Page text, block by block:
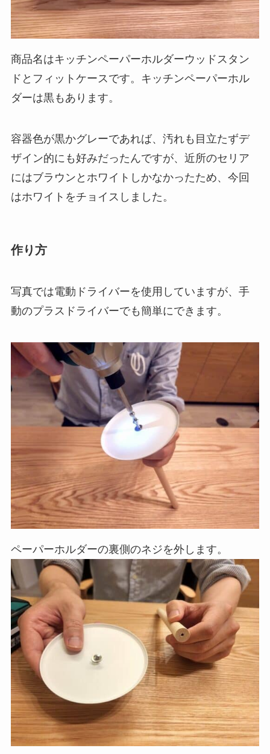
商品名はキッチンペーパーホルダーウッドスタン
ドとフィットケースです。キッチンペーパーホル
ダーは黒もあります。
容器色が黒かグレーであれば、汚れも目立たずデ
ザイン的にも好みだったんですが、近所のセリア
にはブラウンとホワイトしかなかったため、今回
はホワイトをチョイスしました。
作り方
写真では電動ドライバーを使用していますが、手
動のプラスドライバーでも簡単にできます。
ペーパーホルダーの裏側のネジを外します。